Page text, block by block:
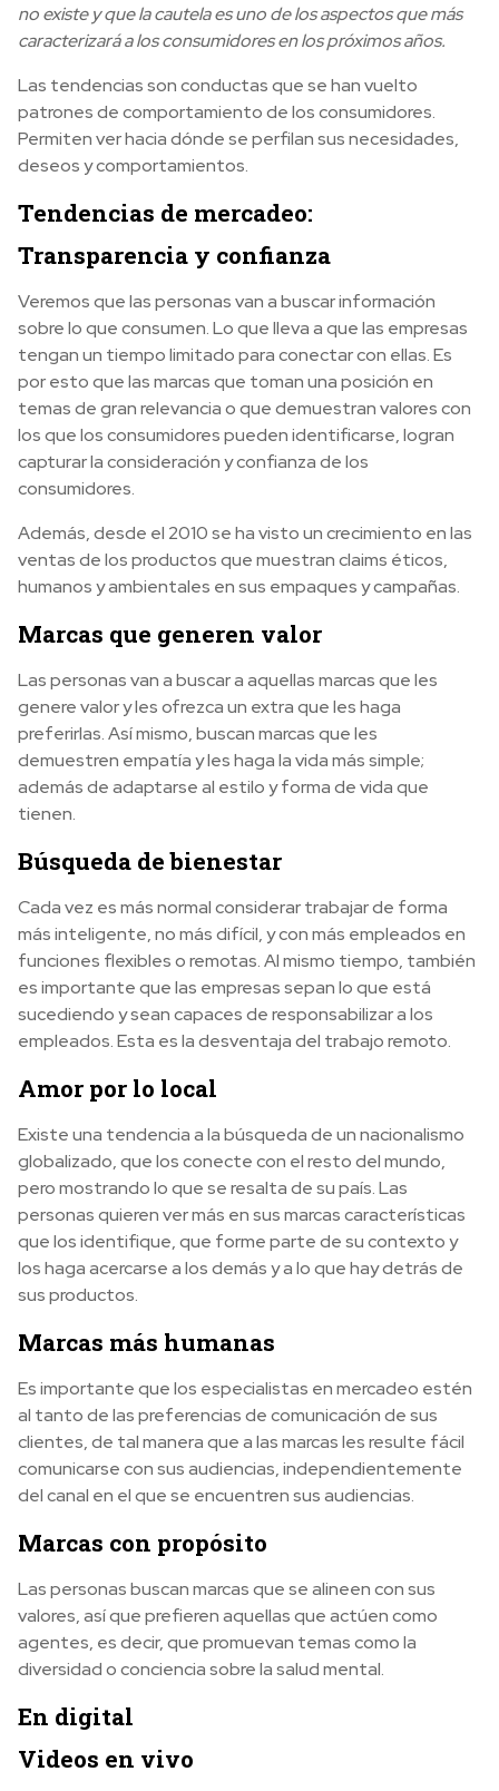
no existe y que la cautela es uno de los aspectos que más
caracterizará a los consumidores en los próximos años.
Las tendencias son conductas que se han vuelto
patrones de comportamiento de los consumidores.
Permiten ver hacia dónde se perfilan sus necesidades,
deseos y comportamientos.
Tendencias de mercadeo:
Transparencia y confianza
Veremos que las personas van a buscar información
sobre lo que consumen. Lo que lleva a que las empresas
tengan un tiempo limitado para conectar con ellas. Es
por esto que las marcas que toman una posición en
temas de gran relevancia o que demuestran valores con
los que los consumidores pueden identificarse, logran
capturar la consideración y confianza de los
consumidores.
Además, desde el 2010 se ha visto un crecimiento en las
ventas de los productos que muestran claims éticos,
humanos y ambientales en sus empaques y campañas.
Marcas que generen valor
Las personas van a buscar a aquellas marcas que les
genere valor y les ofrezca un extra que les haga
preferirlas. Así mismo, buscan marcas que les
demuestren empatía y les haga la vida más simple;
además de adaptarse al estilo y forma de vida que
tienen.
Búsqueda de bienestar
Cada vez es más normal considerar trabajar de forma
más inteligente, no más difícil, y con más empleados en
funciones flexibles o remotas. Al mismo tiempo, también
es importante que las empresas sepan lo que está
sucediendo y sean capaces de responsabilizar a los
empleados. Esta es la desventaja del trabajo remoto.
Amor por lo local
Existe una tendencia a la búsqueda de un nacionalismo
globalizado, que los conecte con el resto del mundo,
pero mostrando lo que se resalta de su país. Las
personas quieren ver más en sus marcas características
que los identifique, que forme parte de su contexto y
los haga acercarse a los demás y a lo que hay detrás de
sus productos.
Marcas más humanas
Es importante que los especialistas en mercadeo estén
al tanto de las preferencias de comunicación de sus
clientes, de tal manera que a las marcas les resulte fácil
comunicarse con sus audiencias, independientemente
del canal en el que se encuentren sus audiencias.
Marcas con propósito
Las personas buscan marcas que se alineen con sus
valores, así que prefieren aquellas que actúen como
agentes, es decir, que promuevan temas como la
diversidad o conciencia sobre la salud mental.
En digital
Videos en vivo